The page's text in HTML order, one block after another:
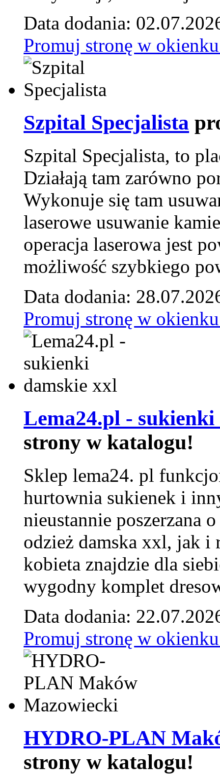
Data dodania:
Promuj stronę w
Szpital Specjalista
Szpital Specjalista, to
Działają tam zarówno
Wykonuje się tam
laserowe usuwanie
operacja laserowa jest
możliwość szybkiego
Data dodania:
Promuj stronę w
Lema24.pl -
strony w katalogu!
Sklep lema24. pl
hurtownia sukienek i
nieustannie poszerzana
odzież damska xxl, jak i
kobieta znajdzie dla
wygodny komplet
Data dodania:
Promuj stronę w
HYDRO-PLAN
strony w katalogu!